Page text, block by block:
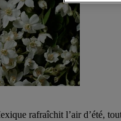
rafraîchit l’air d’été,